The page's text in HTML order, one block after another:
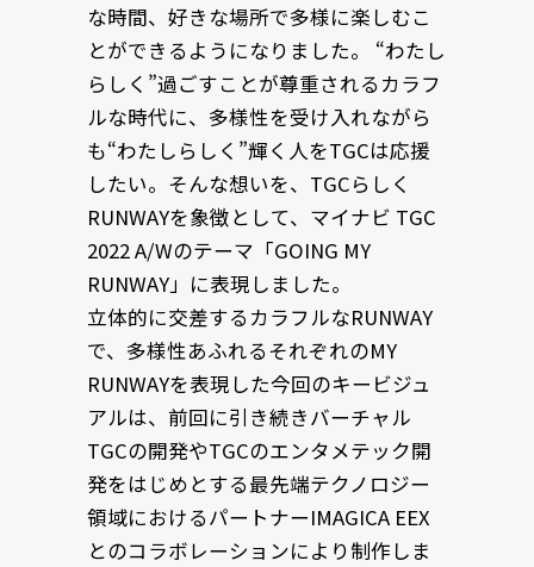
な時間、好きな場所で多様に楽しむこ
とができるようになりました。 “わたし
らしく”過ごすことが尊重されるカラフ
ルな時代に、多様性を受け入れながら
も“わたしらしく”輝く人をTGCは応援
したい。そんな想いを、TGCらしく
RUNWAYを象徴として、マイナビ TGC
2022 A/Wのテーマ「GOING MY
RUNWAY」に表現しました。
立体的に交差するカラフルなRUNWAY
で、多様性あふれるそれぞれのMY
RUNWAYを表現した今回のキービジュ
アルは、前回に引き続きバーチャル
TGCの開発やTGCのエンタメテック開
発をはじめとする最先端テクノロジー
領域におけるパートナーIMAGICA EEX
とのコラボレーションにより制作しま